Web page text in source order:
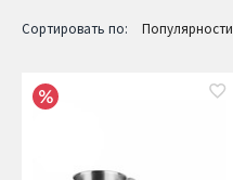
Сортировать по: Популярности